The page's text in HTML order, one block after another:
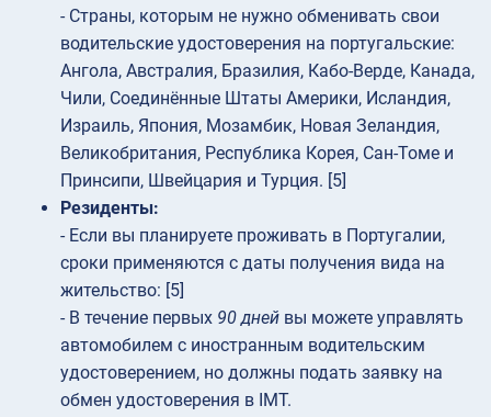
- Страны, которым не нужно обменивать свои
водительские удостоверения на португальские:
Ангола, Австралия, Бразилия, Кабо-Верде, Канада,
Чили, Соединённые Штаты Америки, Исландия,
Израиль, Япония, Мозамбик, Новая Зеландия,
Великобритания, Республика Корея, Сан-Томе и
Принсипи, Швейцария и Турция. [5]
Резиденты:
- Если вы планируете проживать в Португалии,
сроки применяются с даты получения вида на
жительство: [5]
- В течение первых 90 дней вы можете управлять
автомобилем с иностранным водительским
удостоверением, но должны подать заявку на
обмен удостоверения в IMT.